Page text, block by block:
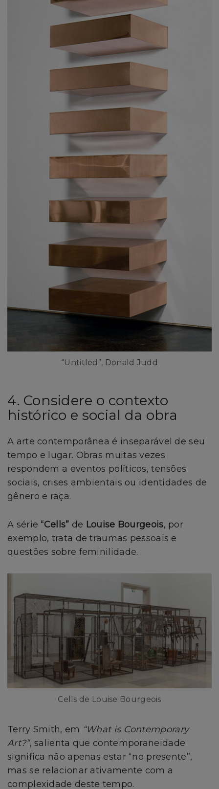
“Untitled”, Donald Judd
4. Considere o contexto
histórico e social da obra
A arte contemporânea é inseparável de seu
tempo e lugar. Obras muitas vezes
respondem a eventos políticos, tensões
sociais, crises ambientais ou identidades de
gênero e raça.
A série“Cells” de Louise Bourgeois, por
exemplo, trata de traumas pessoais e
questões sobre feminilidade.
Cells de Louise Bourgeois
Terry Smith, em “What is Contemporary
Art?”, salienta que contemporaneidade
significa não apenas estar “no presente”,
mas se relacionar ativamente com a
complexidade deste tempo.